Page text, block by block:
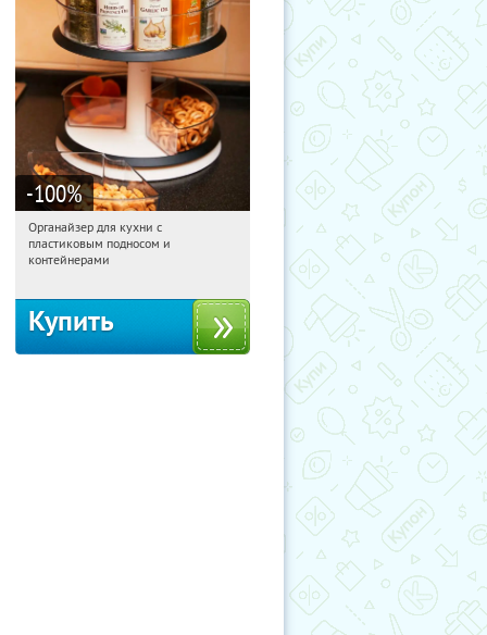
-100%
06:32:33 Получили:
Россия
Органайзер для кухни с
пластиковым подносом и
контейнерами
Купить